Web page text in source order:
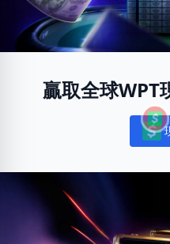
贏取全球WPT